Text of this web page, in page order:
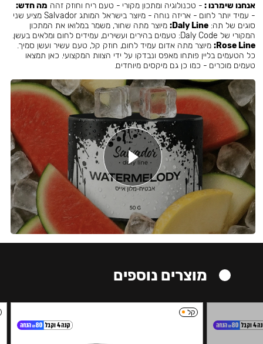
אנחנו שימרנו : - טכנולוגיה ומתכון מקורי - טעם ריח וחוזק זהה מה חדש:
- עמיד יותר לחום - אריזה נוחה - מיוצר בישראל המותג Salvador מציע שני
סוגים של תה:Daly Line: מיוצר מתה שחור, משמר במלואו את המתכון
המקורי של Daly Code: טעמים בהירים ועשירים, עמידים לחום ומלאים בעשן.
Rose Line: מיוצר מתה אדום עמיד לחום, חוזק קל, טעם עשיר ועשן סמיך.
כל הטעמים בליין פותחו מאפס ונבדקו על ידי הצוות המקצועי. כאן תמצאו
טעמים מוכרים - כמו כן גם מיקסים מיוחדים.
מוצרים נוספים
קל